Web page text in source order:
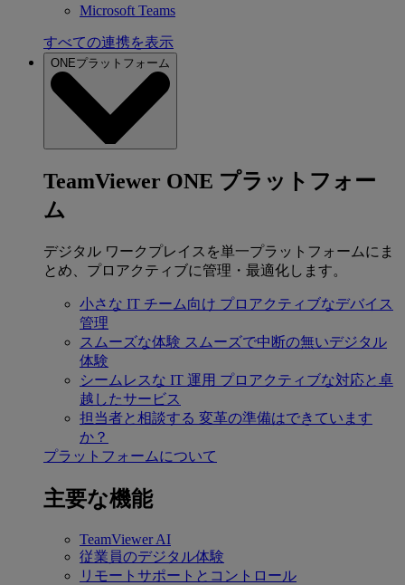
Microsoft Teams
すべての連携を表示
ONEプラットフォーム
TeamViewer ONE プラットフォー
ム
デジタル ワークプレイスを単一プラットフォームにま
とめ、プロアクティブに管理・最適化します。
小さな IT チーム向け プロアクティブなデバイス
管理
スムーズな体験 スムーズで中断の無いデジタル
体験
シームレスな IT 運用 プロアクティブな対応と卓
越したサービス
担当者と相談する 変革の準備はできています
か？
プラットフォームについて
主要な機能
TeamViewer AI
従業員のデジタル体験
リモートサポートとコントロール